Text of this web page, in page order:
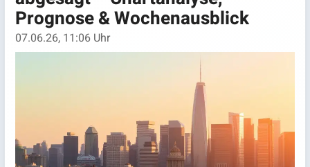
Prognose & Wochenausblick
07.06.26, 11:06 Uhr